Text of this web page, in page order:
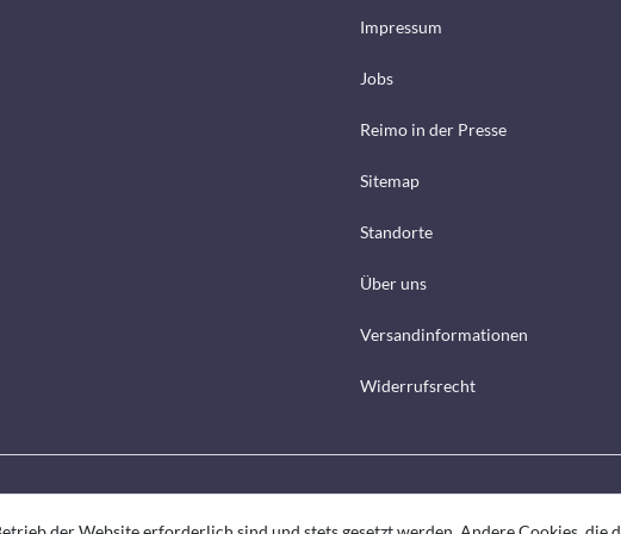
Impressum
Jobs
Reimo in der Presse
Sitemap
Standorte
Über uns
Versandinformationen
Widerrufsrecht